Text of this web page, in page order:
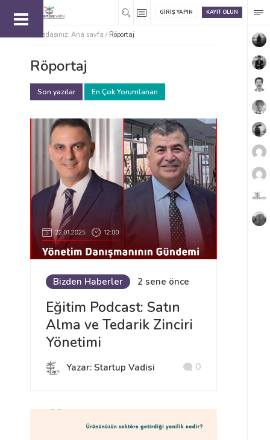
KAYIT OLUN
GIRIŞ YAPIN
Buradasınız: Ana sayfa / Röportaj
Röportaj
En Çok Yorumlanan
Son yazılar
Bizden Haberler 2 sene önce
Eğitim Podcast: Satın
Alma ve Tedarik Zinciri
Yönetimi
Yazar: Startup Vadisi 0